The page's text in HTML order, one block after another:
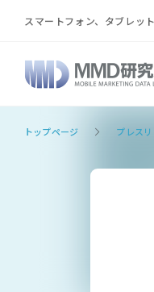
スマートフォン、タブレッ
トップページ プレス